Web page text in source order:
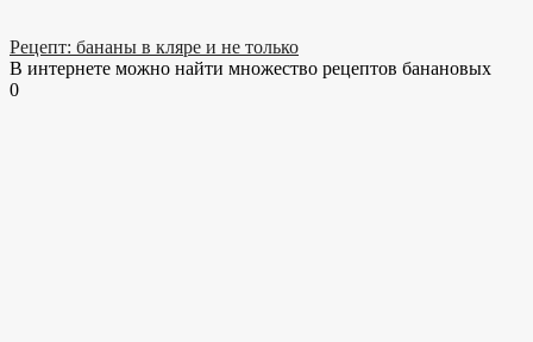
Рецепт: бананы в кляре и не только
В интернете можно найти множество рецептов банановых
0